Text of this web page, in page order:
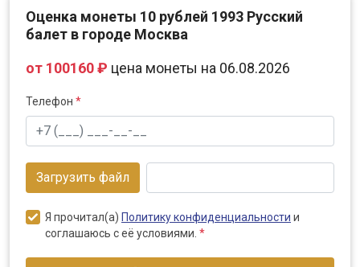
Оценка монеты 10 рублей 1993 Русский
балет в городе Москва
от 100160 ₽ цена монеты на 06.08.2026
Телефон *
Загрузить файл
Я прочитал(а) Политику конфиденциальности и
соглашаюсь с её условиями. *